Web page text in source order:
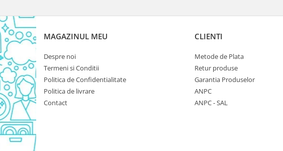
Hartie Igienica
Prosoape De Hartie Si Servetele
Prosoape de Hartie
Odorizant Camera Profesional
Odorizant Camera Electric
Odorizant Camera Air Wick
Odorizant Camera cu Betisoare
Odorizant Camera Electric
Profesional
Odorizant Camera Ambi Pur
MAGAZINUL MEU
Despre noi
Termeni si Conditii
Politica de Confidentialitate
Politica de livrare
Contact
CLIENTI
Metode de Plata
Retur produse
Garantia Produselor
ANPC
ANPC - SAL